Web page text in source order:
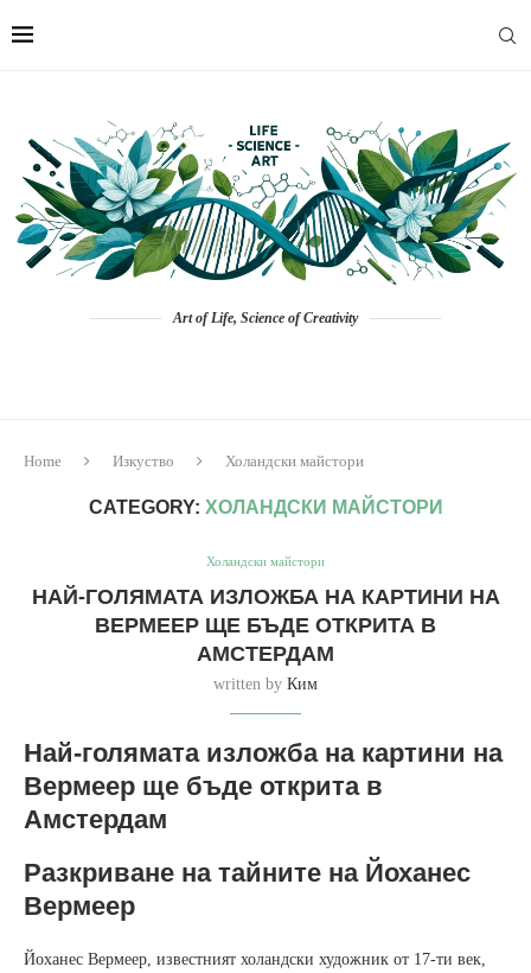
Art of Life, Science of Creativity
Home Изкуство Холандски майстори
CATEGORY: ХОЛАНДСКИ МАЙСТОРИ
Холандски майстори
НАЙ-ГОЛЯМАТА ИЗЛОЖБА НА КАРТИНИ НА
ВЕРМЕЕР ЩЕ БЪДЕ ОТКРИТА В
АМСТЕРДАМ
written by Ким
Най-голямата изложба на картини на
Вермеер ще бъде открита в
Амстердам
Разкриване на тайните на Йоханес
Вермеер
Йоханес Вермеер, известният холандски художник от 17-ти век,